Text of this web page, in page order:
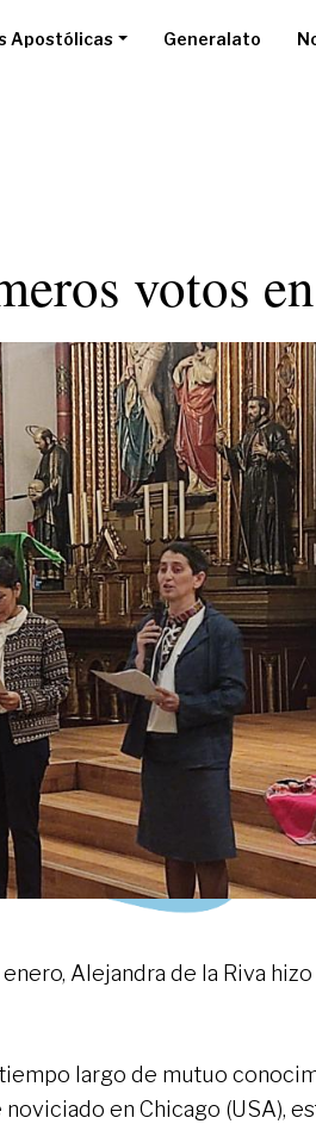
Apostólicas Generalato
votos
enero, Alejandra de la Riva
largo de mutuo
en Chicago (USA),